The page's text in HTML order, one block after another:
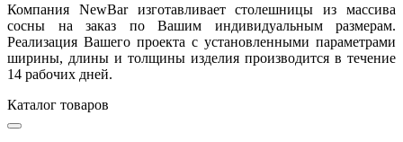
Компания NewBar изготавливает столешницы из массива
сосны на заказ по Вашим индивидуальным размерам.
Реализация Вашего проекта с установленными параметрами
ширины, длины и толщины изделия производится в течение
14 рабочих дней.
Каталог товаров